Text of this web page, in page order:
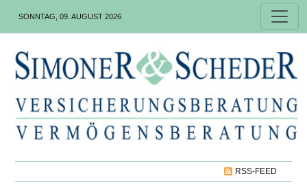
SONNTAG, 09. AUGUST 2026
RSS-FEED